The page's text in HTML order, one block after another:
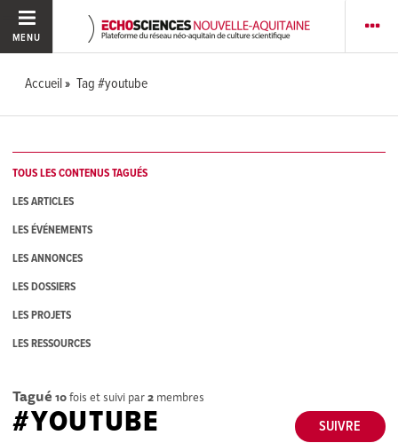
MENU
Accueil Tag #youtube
TOUS LES CONTENUS TAGUÉS
LES ARTICLES
LES ÉVÉNEMENTS
LES ANNONCES
LES DOSSIERS
LES PROJETS
LES RESSOURCES
Tagué 10fois et suivi par2 membres
SUIVRE
#YOUTUBE